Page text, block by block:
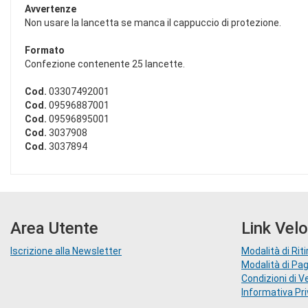
Avvertenze
Non usare la lancetta se manca il cappuccio di protezione.
Formato
Confezione contenente 25 lancette.
Cod. 03307492001
Cod. 09596887001
Cod. 09596895001
Cod. 3037908
Cod. 3037894
Area Utente
Iscrizione alla Newsletter
Link
Modalità di
Modalità di
Condizioni di
Informativa